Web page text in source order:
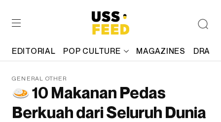
EDITORIAL POP CULTURE MAGAZINES
GENERAL OTHER
10 Makanan Pedas
Berkuah dari Seluruh Dunia